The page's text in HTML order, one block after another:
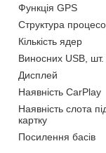
Функція GPS
Структура
Кількість ядер
Виносних USB, шт.
Дисплей
Наявність CarPlay
Наявність слота
картку
Посилення басів